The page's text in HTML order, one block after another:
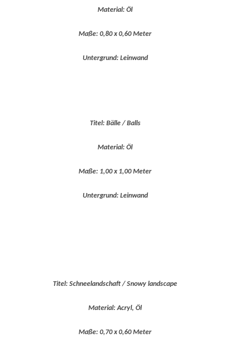
Material: Öl
Maße: 0,80 x 0,60 Meter
Untergrund: Leinwand
Titel: Bälle / Balls
Material: Öl
Maße: 1,00 x 1,00 Meter
Untergrund: Leinwand
Titel: Schneelandschaft / Snowy landscape
Material: Acryl, Öl
Maße: 0,70 x 0,60 Meter